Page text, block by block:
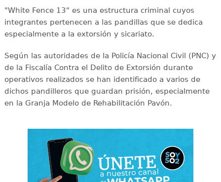
"White Fence 13" es una estructura criminal cuyos
integrantes pertenecen a las pandillas que se dedica
especialmente a la extorsión y sicariato.
Según las autoridades de la Policía Nacional Civil (PNC) y
de la Fiscalía Contra el Delito de Extorsión durante
operativos realizados se han identificado a varios de
dichos pandilleros que guardan prisión, especialmente
en la Granja Modelo de Rehabilitación Pavón.